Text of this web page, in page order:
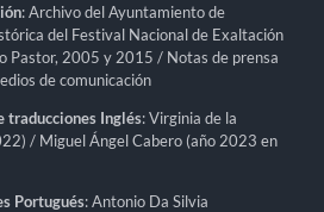
: Archivo del Ayuntamiento de
del Festival Nacional de Exaltación
Pastor, 2005 y 2015 / Notas de prensa
de comunicación
traducciones Inglés: Virginia de la
/ Miguel Ángel Cabero (año 2023 en
Portugués: Antonio Da Silvia